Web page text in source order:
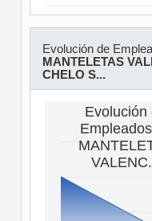
Evolución de
MANTELETAS
CHELO S...
Evolución